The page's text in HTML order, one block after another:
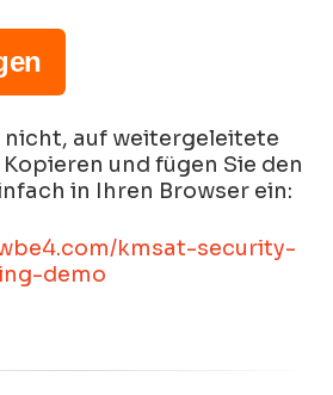
nicht, auf weitergeleitete
und fügen Sie den
in Ihren Browser ein:
kmsat-security-
demo